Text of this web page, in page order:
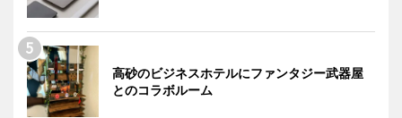
高砂のビジネスホテルにファンタジー武器屋
とのコラボルーム